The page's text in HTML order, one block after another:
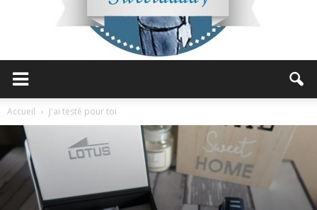
Accueil J'ai testé pour toi